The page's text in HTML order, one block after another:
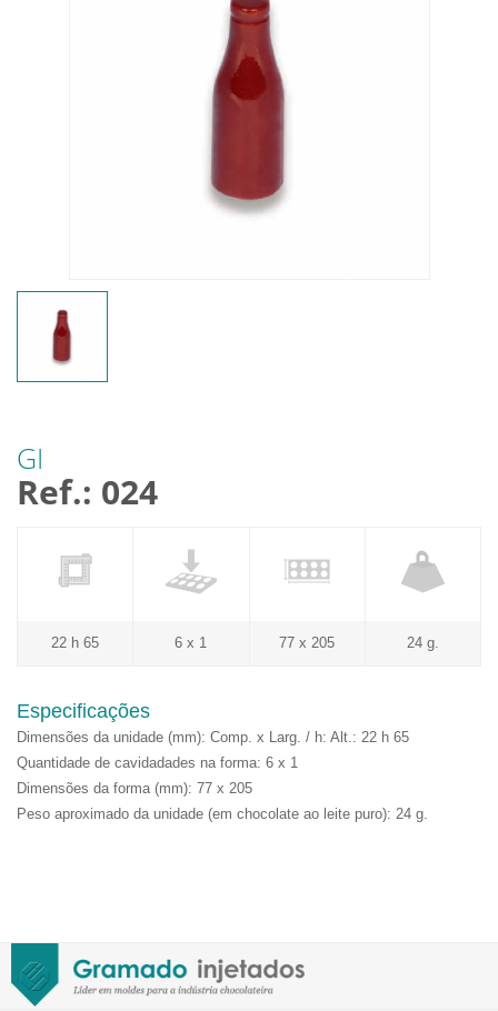
GI
Ref.: 024
22 h 65 6 x 1 77 x 205 24 g.
Especificações
Dimensões da unidade (mm): Comp. x Larg. / h: Alt.: 22 h 65
Quantidade de cavidadades na forma: 6 x 1
Dimensões da forma (mm): 77 x 205
Peso aproximado da unidade (em chocolate ao leite puro): 24 g.